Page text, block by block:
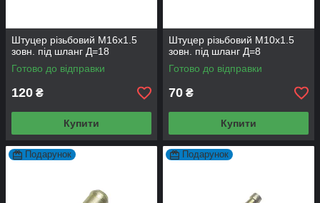
Штуцер різьбовий М16х1.5
зовн. під шланг Д=18
Готово до відправки
120 ₴
Купити
Штуцер різьбовий М10х1.5
зовн. під шланг Д=8
Готово до відправки
70 ₴
Купити
Подарунок Подарунок